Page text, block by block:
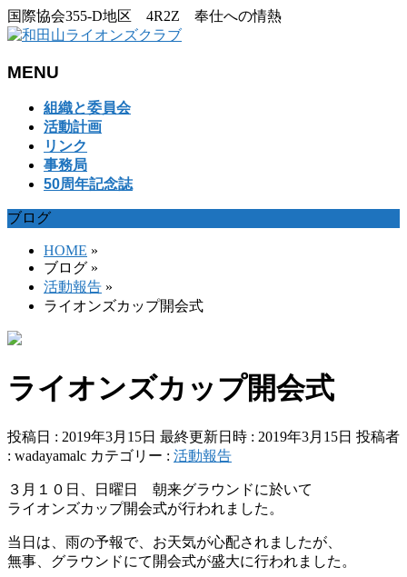
国際協会355-D地区 4R2Z 奉仕への情熱
MENU
ば
組織と委員会
活動計画
リンク
事務局
50周年記念誌
ブログ
HOME »
ブログ »
活動報告 »
ライオンズカップ開会式
ライオンズカップ開会式
投稿日 : 2019年3月15日 最終更新日時 : 2019年3月15日 投稿者
: wadayamalc カテゴリー : 活動報告
３月１０日、日曜日 朝来グラウンドに於いて
ライオンズカップ開会式が行われました。
当日は、雨の予報で、お天気が心配されましたが、
無事、グラウンドにて開会式が盛大に行われました。